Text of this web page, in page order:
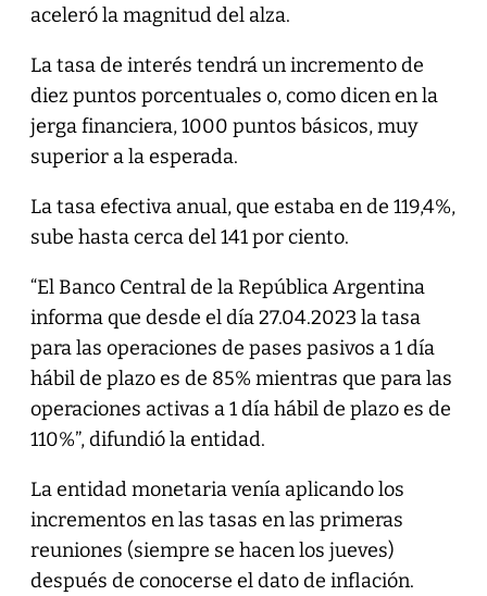
aceleró la magnitud del alza.
La tasa de interés tendrá un incremento de
diez puntos porcentuales o, como dicen en la
jerga financiera, 1000 puntos básicos, muy
superior a la esperada.
La tasa efectiva anual, que estaba en de 119,4%,
sube hasta cerca del 141 por ciento.
“El Banco Central de la República Argentina
informa que desde el día 27.04.2023 la tasa
para las operaciones de pases pasivos a 1 día
hábil de plazo es de 85% mientras que para las
operaciones activas a 1 día hábil de plazo es de
110%”, difundió la entidad.
La entidad monetaria venía aplicando los
incrementos en las tasas en las primeras
reuniones (siempre se hacen los jueves)
después de conocerse el dato de inflación.